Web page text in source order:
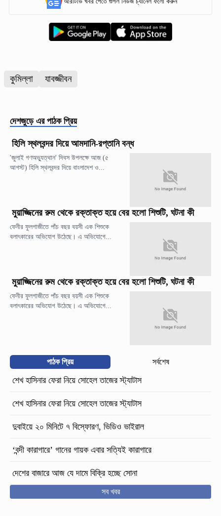
কুমিল্লা যাবজ্জীবন
দেশজুড়ে এর পাঠক প্রিয়
হিলি স্থলবন্দর দিয়ে আমদানি-রপ্তানি বন্ধ
'জুলাই গণঅভ্যুত্থান' দিবস উপলক্ষে আজ (৫
আগস্ট) হিলি স্থলবন্দর দিয়ে বাংলাদেশ ও...
মুয়াজ্জিনের রুম থেকে রক্তাক্ত হয়ে বের হলো শিশুটি, ঘটনা কী
ফেনীর ফুলগাজীতে পাঁচ বছর বয়সী এক শিশুকে
বলাৎকারের অভিযোগ উঠেছে। এ অভিযোগে...
মুয়াজ্জিনের রুম থেকে রক্তাক্ত হয়ে বের হলো শিশুটি, ঘটনা কী
ফেনীর ফুলগাজীতে পাঁচ বছর বয়সী এক শিশুকে
বলাৎকারের অভিযোগ উঠেছে। এ অভিযোগে...
পাঠক প্রিয় সর্বশেষ
শেখ হাসিনার ফেরা নিয়ে সোহেল তাজের স্ট্যাটাস
শেখ হাসিনার ফেরা নিয়ে সোহেল তাজের স্ট্যাটাস
দুবাইয়ে ২০ মিনিটে ৭ বিস্ফোরণ, ভিডিও ভাইরাল
‘বন্দী কারাগারে’ গানের গায়ক এবার সত্যিই কারাগারে
দেশের বাজারে আজ যে দামে বিক্রি হচ্ছে সোনা
সব খবর